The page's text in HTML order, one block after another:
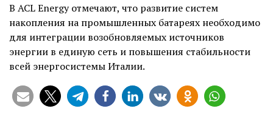
В ACL Energy отмечают, что развитие систем
накопления на промышленных батареях необходимо
для интеграции возобновляемых источников
энергии в единую сеть и повышения стабильности
всей энергосистемы Италии.